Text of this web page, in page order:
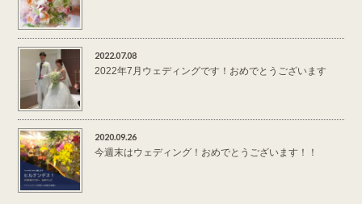
2022.07.08
2022年7月ウェディングです！おめでとうございます
2020.09.26
今週末はウェディング！おめでとうございます！！